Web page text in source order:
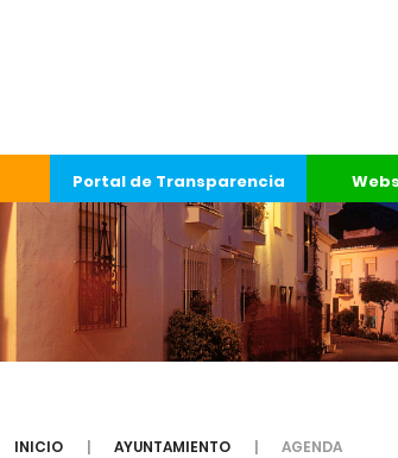
Portal de Transparencia
INICIO AYUNTAMIENTO AGENDA